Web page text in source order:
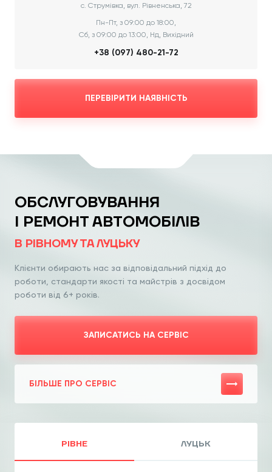
с. Струмівка, вул. Рівненська, 72
Пн-Пт, з 09:00 до 18:00,
Сб, з 09:00 до 13:00, Нд, Вихідний
+38 (097) 480-21-72
ПЕРЕВІРИТИ НАЯВНІСТЬ
ОБСЛУГОВУВАННЯ
І РЕМОНТ АВТОМОБІЛІВ
В РІВНОМУ ТА ЛУЦЬКУ
Клієнти обирають нас за відповідальний підхід до
роботи, стандарти якості та майстрів з досвідом
роботи від 6+ років.
ЗАПИСАТИСЬ НА СЕРВІС
БІЛЬШЕ ПРО СЕРВІС
РІВНЕ ЛУЦЬК